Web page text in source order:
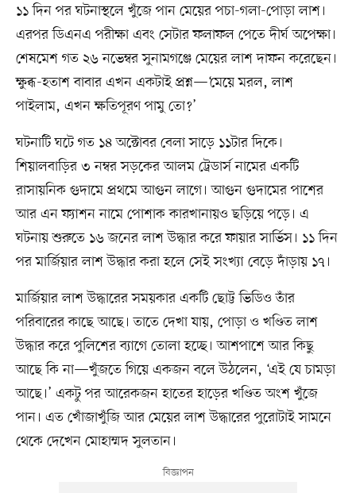
১১ দিন পর ঘটনাস্থলে খুঁজে পান মেয়ের পচা-গলা-পোড়া লাশ।
এরপর ডিএনএ পরীক্ষা এবং সেটার ফলাফল পেতে দীর্ঘ অপেক্ষা।
শেষমেশ গত ২৬ নভেম্বর সুনামগঞ্জে মেয়ের লাশ দাফন করেছেন।
ক্ষুব্ধ-হতাশ বাবার এখন একটাই প্রশ্ন—‘মেয়ে মরল, লাশ
পাইলাম, এখন ক্ষতিপূরণ পামু তো?’
ঘটনাটি ঘটে গত ১৪ অক্টোবর বেলা সাড়ে ১১টার দিকে।
শিয়ালবাড়ির ৩ নম্বর সড়কের আলম ট্রেডার্স নামের একটি
রাসায়নিক গুদামে প্রথমে আগুন লাগে। আগুন গুদামের পাশের
আর এন ফ্যাশন নামে পোশাক কারখানায়ও ছড়িয়ে পড়ে। এ
ঘটনায় শুরুতে ১৬ জনের লাশ উদ্ধার করে ফায়ার সার্ভিস। ১১ দিন
পর মার্জিয়ার লাশ উদ্ধার করা হলে সেই সংখ্যা বেড়ে দাঁড়ায় ১৭।
মার্জিয়ার লাশ উদ্ধারের সময়কার একটি ছোট্ট ভিডিও তাঁর
পরিবারের কাছে আছে। তাতে দেখা যায়, পোড়া ও খণ্ডিত লাশ
উদ্ধার করে পুলিশের ব্যাগে তোলা হচ্ছে। আশপাশে আর কিছু
আছে কি না—খুঁজতে গিয়ে একজন বলে উঠলেন, ‘এই যে চামড়া
আছে।’ একটু পর আরেকজন হাতের হাড়ের খণ্ডিত অংশ খুঁজে
পান। এত খোঁজাখুঁজি আর মেয়ের লাশ উদ্ধারের পুরোটাই সামনে
থেকে দেখেন মোহাম্মদ সুলতান।